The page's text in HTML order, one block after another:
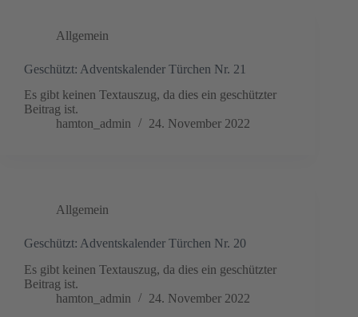
Allgemein
Geschützt: Adventskalender Türchen Nr. 21
Es gibt keinen Textauszug, da dies ein geschützter
Beitrag ist.
hamton_admin
24. November 2022
Allgemein
Geschützt: Adventskalender Türchen Nr. 20
Es gibt keinen Textauszug, da dies ein geschützter
Beitrag ist.
hamton_admin
24. November 2022